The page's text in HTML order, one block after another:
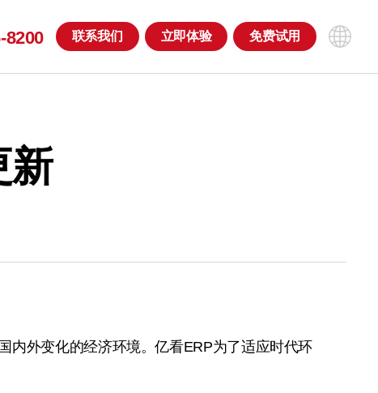
8200 联系我们 立即体验 免费试用
新
内外变化的经济环境。亿看ERP为了适应时代环